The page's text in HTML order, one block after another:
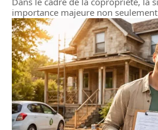
importance majeure non